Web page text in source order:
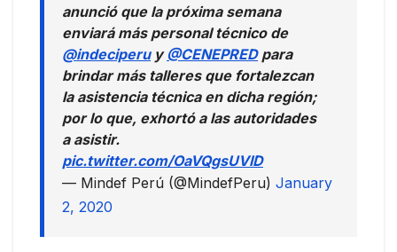
anunció que la próxima semana
enviará más personal técnico de
@indeciperuy@CENEPREDpara
brindar más talleres que fortalezcan
la asistencia técnica en dicha región;
por lo que, exhortó a las autoridades
a asistir.
pic.twitter.com/OaVQgsUVID
— Mindef Perú (@MindefPeru) January
2, 2020